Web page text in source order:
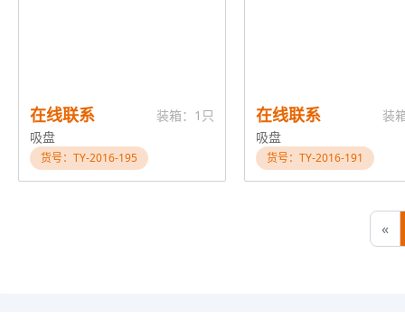
在线联系
装箱：1只
吸盘
货号：TY-2016-195
在线联系
装
吸盘
货号：TY-2016-191
«